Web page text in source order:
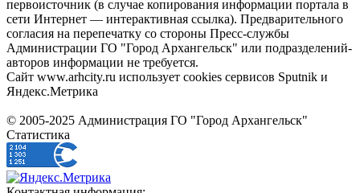
первоисточник (в случае копирования информации портала в
сети Интернет — интерактивная ссылка). Предварительного
согласия на перепечатку со стороны Пресс-службы
Администрации ГО "Город Архангельск" или подразделений-
авторов информации не требуется.
Сайт www.arhcity.ru использует cookies сервисов Sputnik и
Яндекс.Метрика
© 2005-2025 Администрация ГО "Город Архангельск"
Статистика